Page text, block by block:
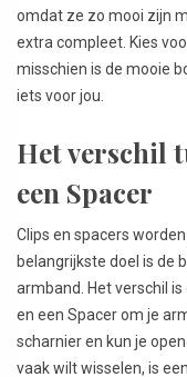
omdat ze zo mooi zijn
extra compleet. Kies
misschien is de mooie
iets voor jou.
Het verschil
een Spacer
Clips en spacers
belangrijkste doel is de
armband. Het verschil
en een Spacer om je
scharnier en kun je
vaak wilt wisselen, is